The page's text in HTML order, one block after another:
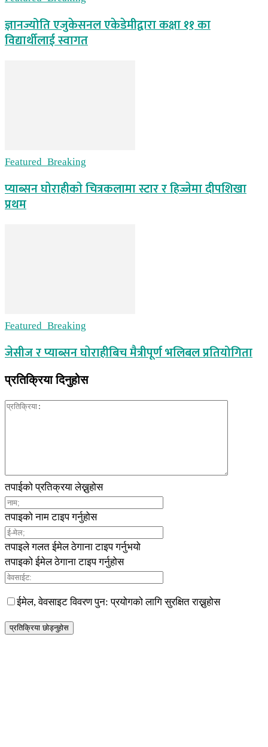
ज्ञानज्योति एजुकेसनल एकेडेमीद्वारा कक्षा ११ का
विद्यार्थीलाई स्वागत
Featured_Breaking
प्याब्सन घाेराहीकाे चित्रकलामा स्टार र हिज्जेमा दीपशिखा
प्रथम
Featured_Breaking
जेसीज र प्याब्सन घाेराहीबिच मैत्रीपूर्ण भलिबल प्रतियोगिता
प्रतिक्रिया दिनुहोस
तपाईको प्रतिक्रया लेख्नुहोस
तपाइको नाम टाइप गर्नुहोस
तपाइले गलत ईमेल ठेगाना टाइप गर्नुभयो
तपाइको ईमेल ठेगाना टाइप गर्नुहोस
ईमेल, वेवसाइट विवरण पुन: प्रयोगको लागि सुरक्षित राख्नुहोस